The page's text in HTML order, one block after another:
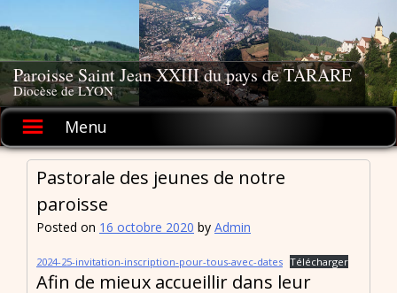
to
content
Paroisse Saint Jean XXIII du pays de TARARE
Diocèse de LYON
Menu
Pastorale des jeunes de notre
paroisse
Posted on 16 octobre 2020 by Admin
2024-25-invitation-inscription-pour-tous-avec-dates Télécharger
Afin de mieux accueillir dans leur